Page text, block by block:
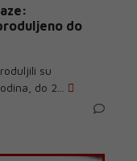
do
su
do 2...